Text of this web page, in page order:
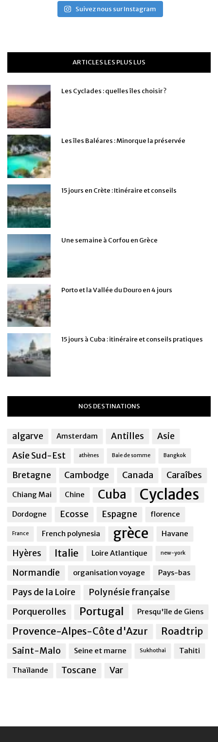
Suivez nous sur Instagram
ARTICLES LES PLUS LUS
Les Cyclades : quelles îles choisir ?
Les îles Baléares : Minorque la préservée
15 jours en Crète : Itinéraire et conseils
Une semaine à Corfou en Grèce
Porto et la Vallée du Douro en 4 jours
15 jours à Cuba : itinéraire et conseils pratiques
NOS DESTINATIONS
algarve Amsterdam Antilles
Asie
Asie Sud-Est
athènes Baie de somme Bangkok
Bretagne Cambodge Canada Caraîbes
Chiang Mai Chine Cuba Cyclades
Dordogne Ecosse Espagne florence
France French polynesia grèce Havane
Hyères Italie Loire Atlantique new-york
Normandie organisation voyage Pays-bas
Pays de la Loire
Polynésie française
Porquerolles
Portugal Presqu'île de Giens
Provence-Alpes-Côte d'Azur Roadtrip
Saint-Malo Seine et marne Sukhothai Tahiti
Thaïlande Toscane Var